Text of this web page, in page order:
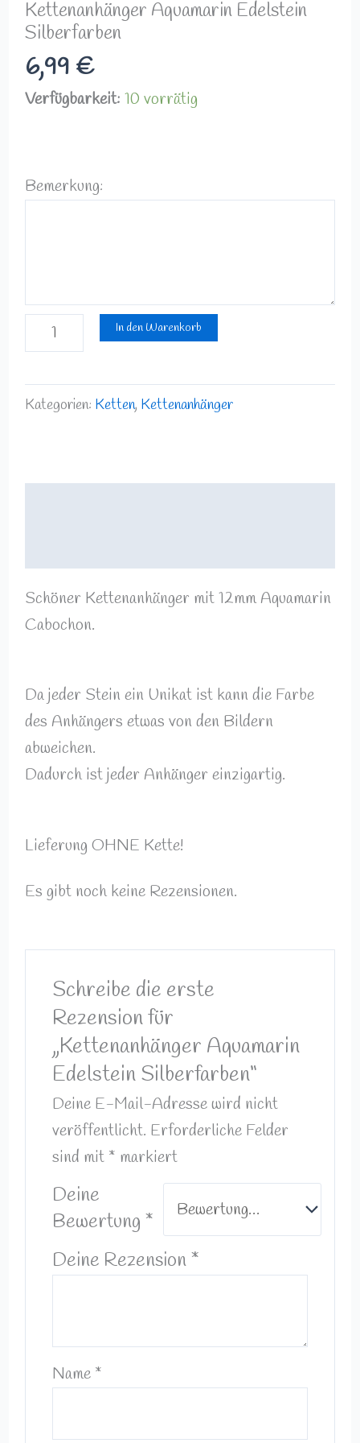
Kettenanhänger Aquamarin Edelstein
Silberfarben
6,99 €
Verfügbarkeit: 10 vorrätig
Bemerkung:
In den Warenkorb
Kategorien: Ketten, Kettenanhänger
Schöner Kettenanhänger mit 12mm Aquamarin
Cabochon.
Da jeder Stein ein Unikat ist kann die Farbe
des Anhängers etwas von den Bildern
abweichen.
Dadurch ist jeder Anhänger einzigartig.
Lieferung OHNE Kette!
Es gibt noch keine Rezensionen.
Schreibe die erste
Rezension für
„Kettenanhänger Aquamarin
Edelstein Silberfarben“
Deine E-Mail-Adresse wird nicht
veröffentlicht. Erforderliche Felder
sind mit * markiert
Deine
Bewertung *
Deine Rezension*
Name *